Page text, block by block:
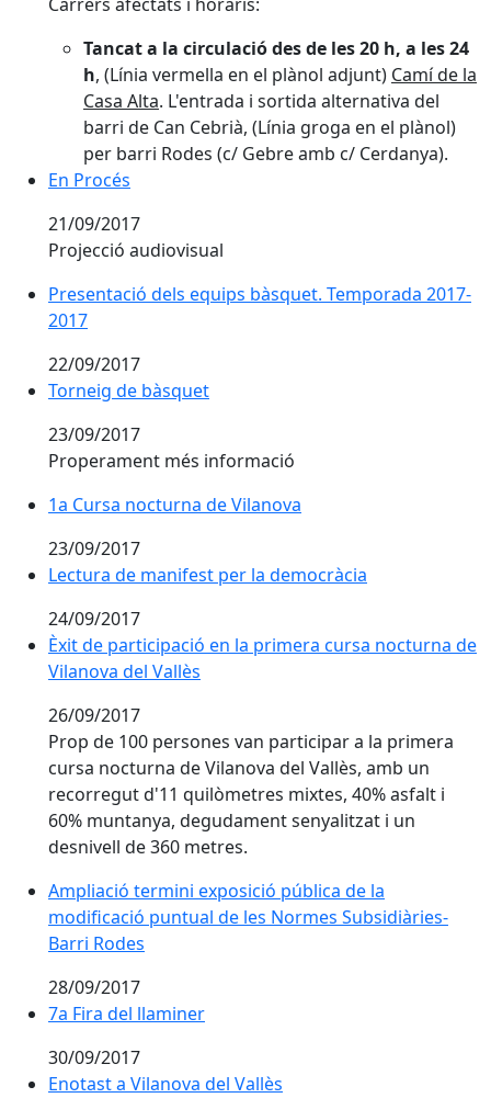
Tancat a la circulació des de les 20 h, a les 24
h, (Línia vermella en el plànol adjunt) Camí de la
Casa Alta. L'entrada i sortida alternativa del
barri de Can Cebrià, (Línia groga en el plànol)
per barri Rodes (c/ Gebre amb c/ Cerdanya).
En Procés
En Procés
21/09/2017
Projecció audiovisual
Presentació dels equips bàsquet. Temporada 2017-
Presentació dels equips bàsquet. Temporada 2017-
2017
22/09/2017
Torneig de bàsquet
Torneig de bàsquet
23/09/2017
Properament més informació
1a Cursa nocturna de Vilanova
1a Cursa nocturna de Vilanova
23/09/2017
Lectura de manifest per la democràcia
Lectura de manifest per la democràcia
24/09/2017
Èxit de participació en la primera cursa nocturna de
Èxit de participació en la primera cursa nocturna de
Vilanova del Vallès
26/09/2017
Prop de 100 persones van participar a la primera
cursa nocturna de Vilanova del Vallès, amb un
recorregut d'11 quilòmetres mixtes, 40% asfalt i
60% muntanya, degudament senyalitzat i un
desnivell de 360 metres.
Ampliació termini exposició pública de la
modificació puntual de les Normes Subsidiàries-
Barri Rodes
28/09/2017
7a Fira del llaminer
7a Fira del llaminer
30/09/2017
Enotast a Vilanova del Vallès
Enotast a Vilanova del Vallès